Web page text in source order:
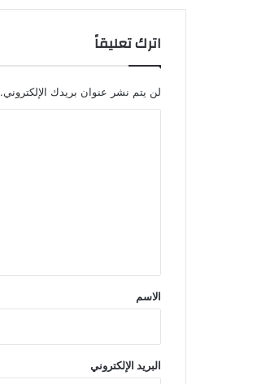
اترك تعليقاً
لن يتم نشر عنوان بريدك الإلكتروني.
*
الاسم
البريد الإلكتروني